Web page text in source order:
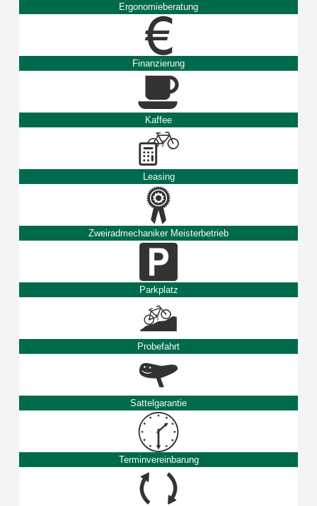
Ergonomieberatung
Finanzierung
Kaffee
Leasing
Zweiradmechaniker Meisterbetrieb
Parkplatz
Probefahrt
Sattelgarantie
Terminvereinbarung